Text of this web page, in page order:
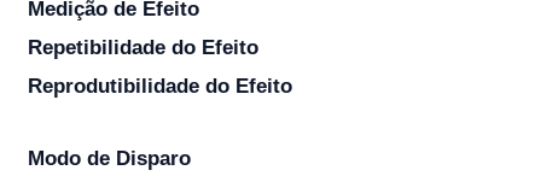
Medição de Efeito
Repetibilidade do Efeito
Reprodutibilidade do Efeito
Modo de Disparo